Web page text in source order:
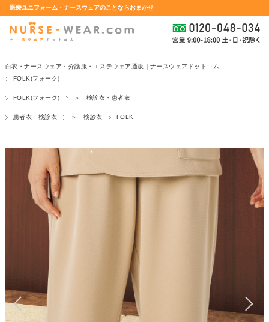
医療ユニフォーム・ナースウェアのことならおまかせ
白衣・ナースウェア・介護服・エステウェア通販｜ナースウェアドットコム
FOLK(フォーク)
FOLK(フォーク) ＞ 検診衣・患者衣
患者衣・検診衣 ＞ 検診衣 FOLK